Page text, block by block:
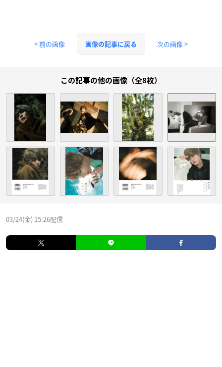
< 前の画像 画像の記事に戻る 次の画像 >
この記事の他の画像（全8枚）
03/24(金) 15:26配信